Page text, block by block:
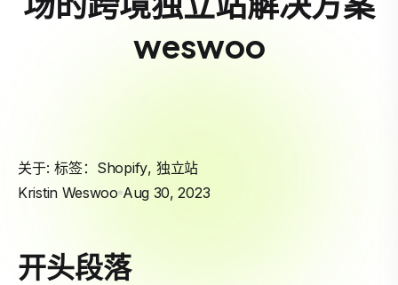
weswoo
关于: 标签： Shopify, 独立站
Kristin Weswoo Aug 30, 2023
开头段落